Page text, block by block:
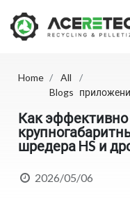
Продукция
Приложения
Решения
Поддерживать
Home
All
Blogs
Как
шредера HS и
2026/05/06